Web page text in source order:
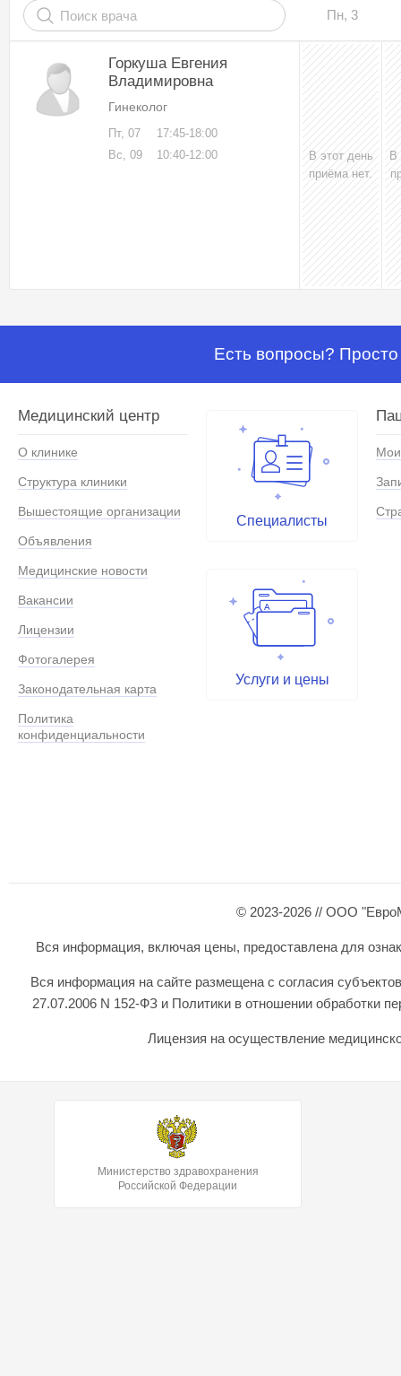
Пн, 3
Горкуша Евгения
Владимировна
Гинеколог
Пт, 07
17:45-18:00
Вс, 09
10:40-12:00
В этот день
приёма нет.
В
Есть вопросы?
Медицинский центр
О клинике
Структура клиники
Вышестоящие организации
Объявления
Медицинские новости
Вакансии
Лицензии
Фотогалерея
Законодательная карта
Политика
конфиденциальности
Специалисты
Услуги и цены
© 2023-2026 // ООО
Вся информация, включая цены, предоставлена для
Вся информация на сайте размещена с согласия
27.07.2006 N 152-ФЗ и Политики в отношении обработки
Лицензия на осуществление
Министерство здравохранения
Российской Федерации